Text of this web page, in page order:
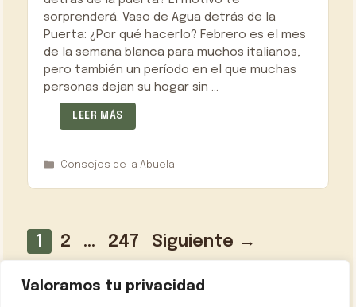
Valoramos tu privacidad
sorprenderá. Vaso de Agua detrás de la
Puerta: ¿Por qué hacerlo? Febrero es el mes
de la semana blanca para muchos italianos,
pero también un período en el que muchas
personas dejan su hogar sin …
LEER MÁS
Categorías
Consejos de la Abuela
Página
1 Página
2 … Página
247 Siguiente →